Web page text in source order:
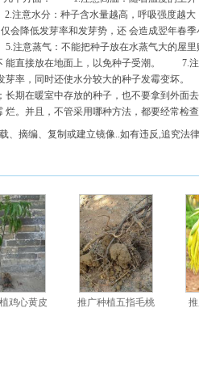
意水分：种子含水量越高，呼吸强度
仅会降低发芽率和发芽势，还 会造成翌年
意蒸气：不能把种子放在水蒸气大的屋
能直接放在地面上，以免种子受潮。 7.注
芽率，同时还使水分较大的种子发霉变坏
长期在暖室中存放的种子，也不要拿到外
烂。并且，不管采用哪种方法，都要经常检
、摘编、复制或建立镜像..如有违反,追究法
鸡心黄皮 推广种植五指毛桃